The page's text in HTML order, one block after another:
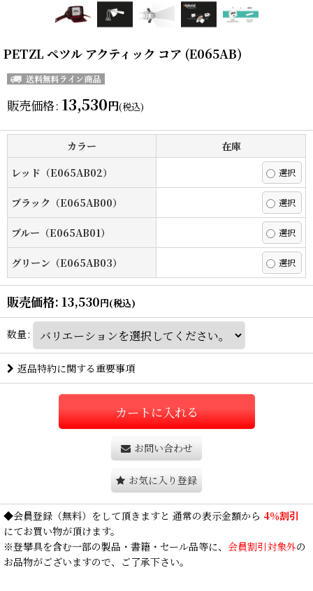
PETZL ペツル アクティック コア (E065AB)
販売価格: 13,530円(税込)
カラー
在庫
レッド（E065AB02）
ブラック（E065AB00）
ブルー（E065AB01）
グリーン（E065AB03）
販売価格: 13,530円(税込)
数量:
返品特約に関する重要事項
カートに入れる
お問い合わせ
お気に入り登録
◆会員登録 （無料）をして頂きますと 通常の表示金額から 4％割引
にてお買い物が頂けます。
※登攀具を含む一部の製品・書籍・セール品等に、 会員割引対象外の
お品物がございますので、ご了承下さい。